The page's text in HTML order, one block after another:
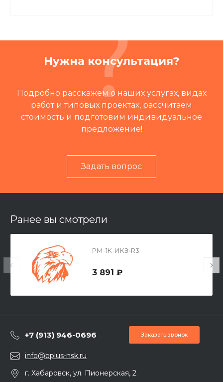
Нужна консультация?
Подробно расскажем о наших услугах, видах
работ и типовых проектах, рассчитаем
стоимость и подготовим индивидуальное
предложение!
Задать вопрос
Ранее вы смотрели
РМ-1К-ИКЗ-R3
3 891 ₽
+7 (913) 946-0696 Заказать звонок
info@bplus-nsk.ru
г. Хабаровск, ул. Пионерская, 2